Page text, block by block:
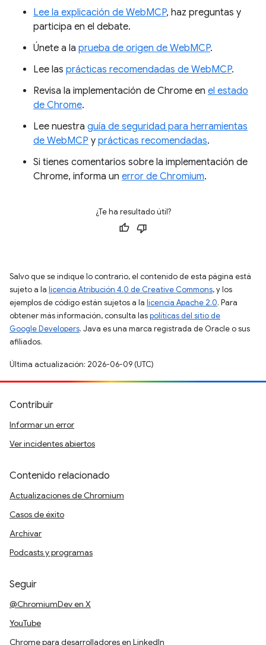
Lee la explicación de WebMCP, haz preguntas y
participa en el debate.
Únete a la prueba de origen de WebMCP.
Lee las prácticas recomendadas de WebMCP.
Revisa la implementación de Chrome en el estado
de Chrome.
Lee nuestra guía de seguridad para herramientas
de WebMCP y prácticas recomendadas.
Si tienes comentarios sobre la implementación de
Chrome, informa un error de Chromium.
¿Te ha resultado útil?
Salvo que se indique lo contrario, el contenido de esta página está
sujeto a la licencia Atribución 4.0 de Creative Commons, y los
ejemplos de código están sujetos a la licencia Apache 2.0. Para
obtener más información, consulta laspolíticas del sitio de
Google Developers. Java es una marca registrada de Oracle o sus
afiliados.
Última actualización: 2026-06-09 (UTC)
Contribuir
Informar un error
Ver incidentes abiertos
Contenido relacionado
Actualizaciones de Chromium
Casos de éxito
Archivar
Podcasts y programas
Seguir
@ChromiumDev en X
YouTube
Chrome para desarrolladores en LinkedIn